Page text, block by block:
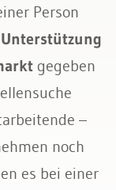
Person
gegeben
–
noch
es bei einer